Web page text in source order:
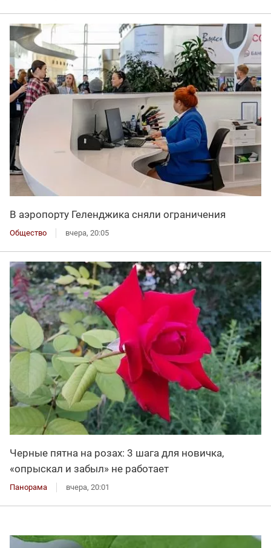
В аэропорту Геленджика сняли ограничения
Общество вчера, 20:05
Черные пятна на розах: 3 шага для новичка,
«опрыскал и забыл» не работает
Панорама вчера, 20:01